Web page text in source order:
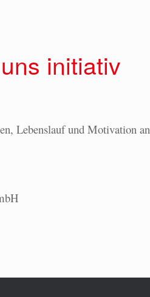
initiativ
Lebenslauf und Motivation an